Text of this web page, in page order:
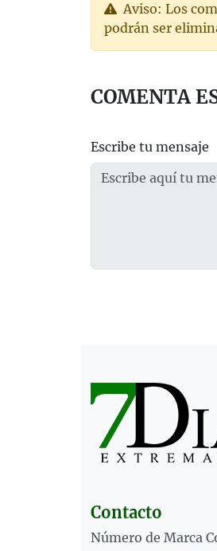
Aviso: Los
podrán ser
COMENTA
Escribe tu mensaje
Contacto
Número de Marca